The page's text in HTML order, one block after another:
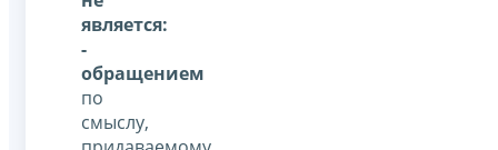
является:
-
обращением
по
смыслу,